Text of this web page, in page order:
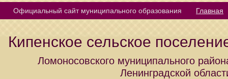
Официальный сайт муниципального образования Главная
Кипенское сельское
Ломоносовского муниципального
Ленинградской